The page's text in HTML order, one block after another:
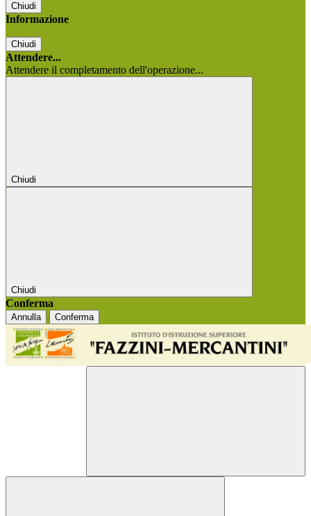
Chiudi
Informazione
Chiudi
Attendere...
Attendere il completamento dell'operazione...
Chiudi
Chiudi
Conferma
Annulla Conferma